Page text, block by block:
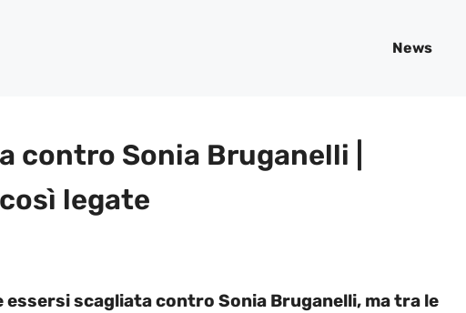
News
contro Sonia Bruganelli |
legate
essersi scagliata contro Sonia Bruganelli, ma tra le